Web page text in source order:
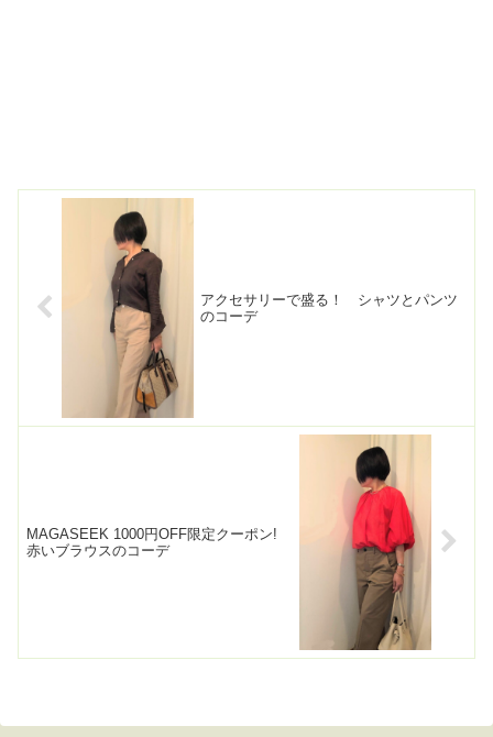
アクセサリーで盛る！ シャツとパンツ
のコーデ
MAGASEEK 1000円OFF限定クーポン!
赤いブラウスのコーデ